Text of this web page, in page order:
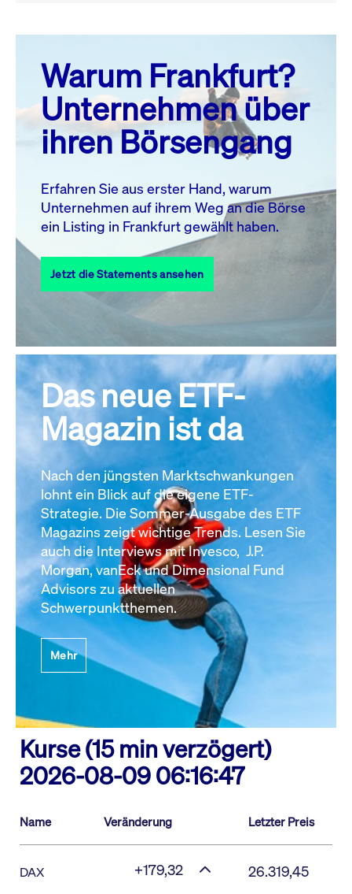
August 26
MO. DI. MI. DO. FR. SA. SO.
1
2
3
4 5 6 7 8
10 11 13 14
17
18 19 20 21 22
23
27 28
31
Alle Events
Warum Frankfurt?
Unternehmen über
ihren Börsengang
Erfahren Sie aus erster Hand, warum
Unternehmen auf ihrem Weg an die Börse
ein Listing in Frankfurt gewählt haben.
Jetzt die Statements ansehen
Das neue ETF-
Magazin ist da
Nach den jüngsten Marktschwankungen
lohnt ein Blick auf die eigene ETF-
Strategie. Die Sommer-Ausgabe des ETF
Magazins zeigt wichtige Trends. Lesen Sie
auch die Interviews mit Invesco, J.P.
Morgan, vanEck und Dimensional Fund
Advisors zu aktuellen
Schwerpunktthemen.
Mehr
Kurse (15 min verzögert)
2026-08-09 06:16:47
Name Veränderung Letzter Preis
DAX +179,32 26.319,45